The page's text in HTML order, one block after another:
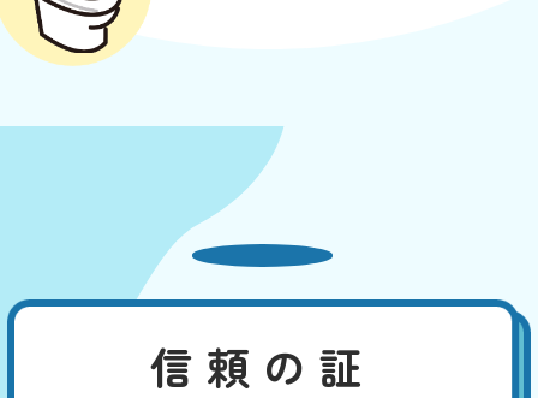
信頼の証